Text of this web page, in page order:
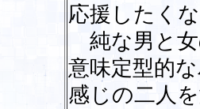
応援したくな
純な男と女
意味定型的
感じの二人